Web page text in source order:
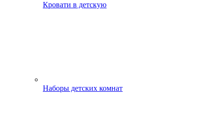
Кровати в детскую
Наборы детских комнат